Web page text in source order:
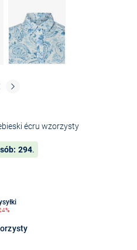
écru wzorzysty
294.